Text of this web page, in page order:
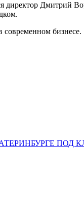
директор Дмитрий
современном бизнесе.
ПОД